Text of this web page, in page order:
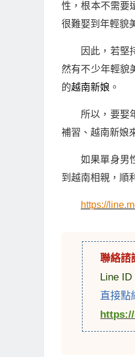
性，根本不需要
很難娶到年輕貌
因此，若堅
然有不少年輕貌
的越南新娘 。
所以，要娶
補習、越南新娘
如果單身男
到越南相親，順
https://
聯絡諮
Line ID
直接點